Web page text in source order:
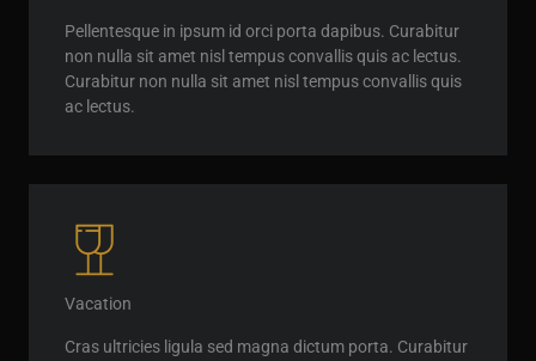
Pellentesque in ipsum id orci porta dapibus. Curabitur
non nulla sit amet nisl tempus convallis quis ac lectus.
Curabitur non nulla sit amet nisl tempus convallis quis
ac lectus.
Vacation
Cras ultricies ligula sed magna dictum porta. Curabitur